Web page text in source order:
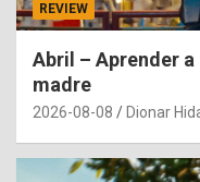
REVIEW
Abril – Aprender
madre
2026-08-08 Dionar